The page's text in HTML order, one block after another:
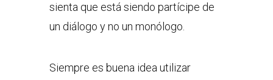
sienta que está siendo partícipe de
un diálogo y no un monólogo.
Siempre es buena idea utilizar